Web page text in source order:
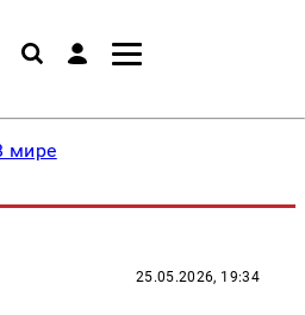
мире
25.05.2026, 19:34